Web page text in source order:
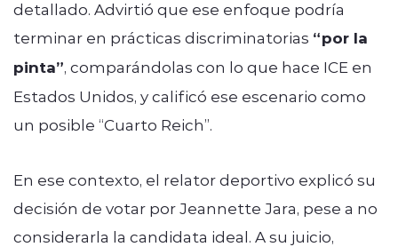
detallado. Advirtió que ese enfoque podría
terminar en prácticas discriminatorias “por la
pinta”, comparándolas con lo que hace ICE en
Estados Unidos, y calificó ese escenario como
un posible “Cuarto Reich”.
En ese contexto, el relator deportivo explicó su
decisión de votar por Jeannette Jara, pese a no
considerarla la candidata ideal. A su juicio,